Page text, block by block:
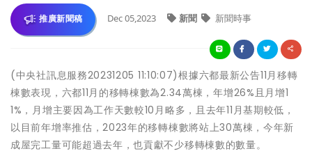
推廣新聞稿 Dec 05,2023 新聞 新聞時事
(中央社訊息服務20231205 11:10:07)根據六都最新公告11月移轉
棟數表現，六都11月的移轉棟數為2.34萬棟，年增26%且月增1
1%，月增主要因為工作天數較10月略多，且去年11月基期較低，
以目前年增率推估，2023年的移轉棟數將站上30萬棟，今年新
成屋完工量可能超過去年，也貢獻不少移轉棟數的數量。